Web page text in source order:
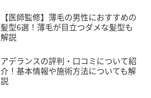
【医師監修】薄毛の男性におすすめの
髪型6選！薄毛が目立つダメな髪型も
解説
アデランスの評判・口コミについて紹
介！基本情報や施術方法についても解
説